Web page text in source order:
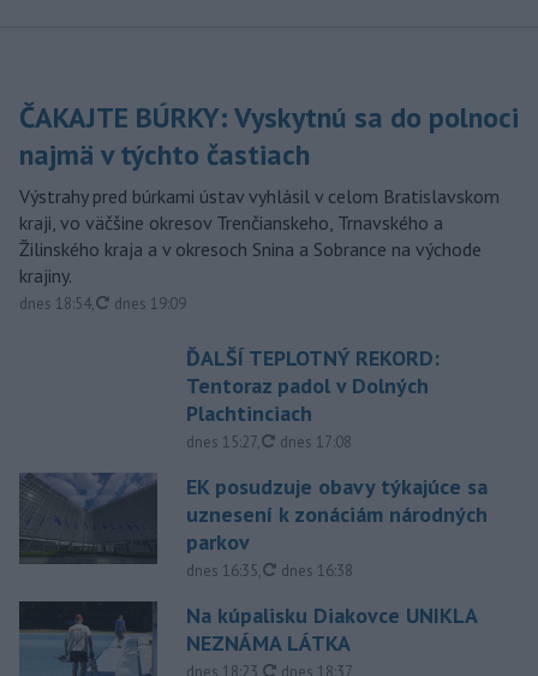
ČAKAJTE BÚRKY: Vyskytnú sa do polnoci
najmä v týchto častiach
Výstrahy pred búrkami ústav vyhlásil v celom Bratislavskom
kraji, vo väčšine okresov Trenčianskeho, Trnavského a
Žilinského kraja a v okresoch Snina a Sobrance na východe
krajiny.
dnes 18:54, aktualizované
dnes 19:09
ĎALŠÍ TEPLOTNÝ REKORD:
Tentoraz padol v Dolných
Plachtinciach
dnes 15:27, aktualizované
dnes 17:08
EK posudzuje obavy týkajúce sa
uznesení k zonáciám národných
parkov
dnes 16:35, aktualizované
dnes 16:38
Na kúpalisku Diakovce UNIKLA
NEZNÁMA LÁTKA
dnes 18:23 aktualizované
dnes 18:37